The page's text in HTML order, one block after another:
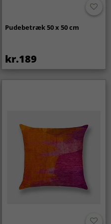
Pudebetræk 50 x 50 cm
kr.189